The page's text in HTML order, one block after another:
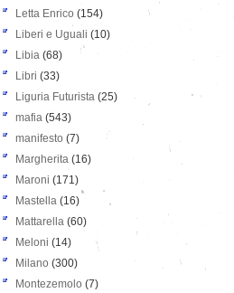
Letta Enrico (154)
Liberi e Uguali (10)
Libia (68)
Libri (33)
Liguria Futurista (25)
mafia (543)
manifesto (7)
Margherita (16)
Maroni (171)
Mastella (16)
Mattarella (60)
Meloni (14)
Milano (300)
Montezemolo (7)